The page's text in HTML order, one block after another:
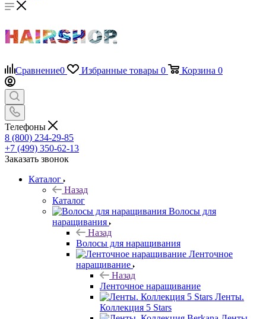
Сравнение0 Избранные товары 0 Корзина 0
Телефоны
8 (800) 234-29-85
+7 (499) 350-62-13
Заказать звонок
Каталог
Назад
Каталог
Волосы для
наращивания
Назад
Волосы для наращивания
Ленточное
наращивание
Назад
Ленточное наращивание
Ленты.
Коллекция 5 Stars